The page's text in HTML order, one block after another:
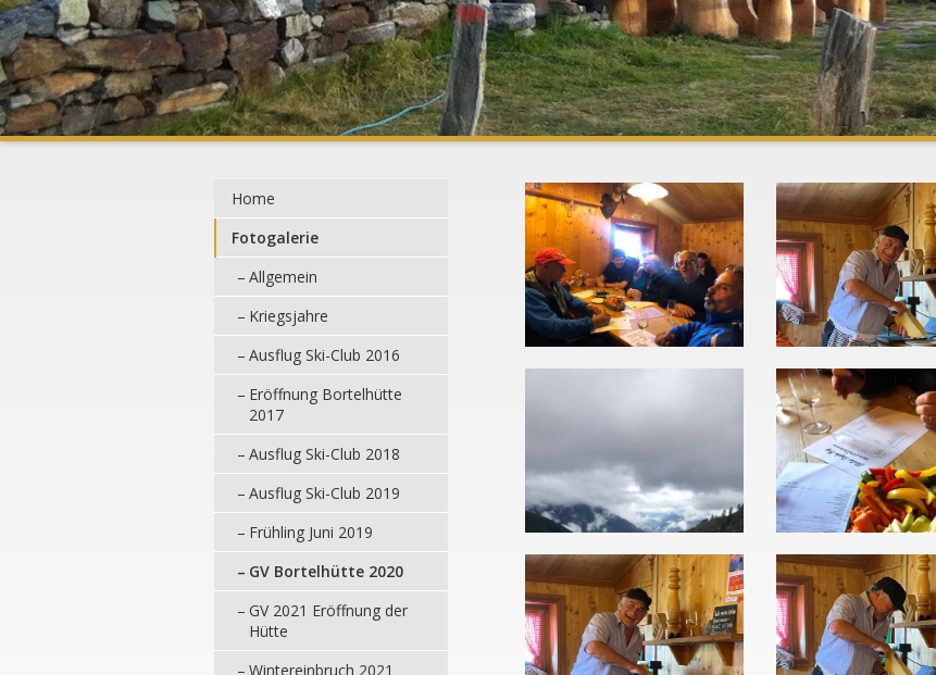
Home
Fotogalerie
Allgemein
Kriegsjahre
Ausflug Ski-Club 2016
Eröffnung Bortelhütte
2017
Ausflug Ski-Club 2018
Ausflug Ski-Club 2019
Frühling Juni 2019
GV Bortelhütte 2020
GV 2021 Eröffnung der
Hütte
Wintereinbruch 2021